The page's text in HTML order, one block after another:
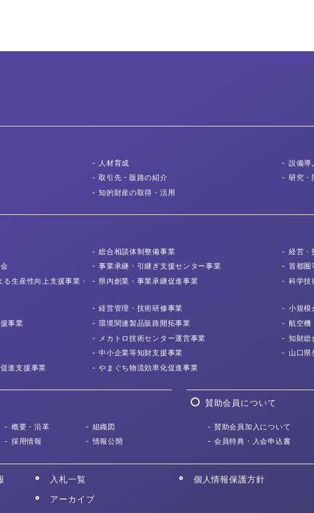
人材育成
設備導
取引先 ・販路の紹介
研究・
知的財産の取得 ・活用
総合相談体制整備事業
経営・
事業承継・ 引継ぎ支援センター事業
首都圏
る生産性向上支援事業・
県内創業・ 事業承継促進事業 科学技
経営管理・ 技術研修事業
小規模
事業 環境関連製品販路開拓事業
航空機
メカトロ技術センター運営事業
知財総
中小企業等知財支援事業
山口県
進支援事業 やまぐち物流効率化促進事業
概要・沿革
組織図
採用情報 情報公開
賛助会員について
賛助会員加入について
会員特典・入会申込書
入札一覧
個人情報保護方針
アーカイブ